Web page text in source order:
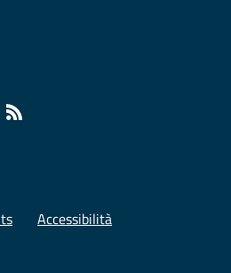
Accessibilità